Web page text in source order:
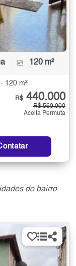
120 m²
120 m²
R$ 440.000
R$ 560.000
Aceita Permuta
do bairro